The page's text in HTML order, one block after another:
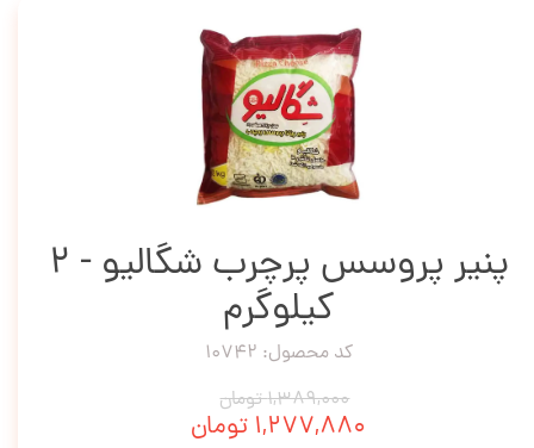
پنیر پروسس پرچرب شگالیو - 2
کیلوگرم
کد محصول: 10742
۱,۳۸۹,۰۰۰ تومان
۱,۲۷۷,۸۸۰ تومان